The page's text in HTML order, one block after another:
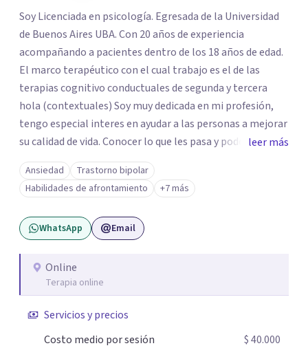
Soy Licenciada en psicología. Egresada de la Universidad
de Buenos Aires UBA. Con 20 años de experiencia
acompañando a pacientes dentro de los 18 años de edad.
El marco terapéutico con el cual trabajo es el de las
terapias cognitivo conductuales de segunda y tercera
hola (contextuales) Soy muy dedicada en mi profesión,
tengo especial interes en ayudar a las personas a mejorar
su calidad de vida. Conocer lo que les pasa y poder trabajar
en ello brindando las herramientas necesarias. Hay
momentos en la vida por los cuales atravezamos por
estados de ansiedad, depresión o estrés, es alli donde no
encontramos o nos parece no tener recursos para
afrontarlos, pareciera que no hay salida. Dentro de esta
es la que ha presentado mayores evidencias epíricas en la
solución de estos cuadros con resultados muy buenos y
acompañarte. Si estás buscando un espacio de
acompañamiento profesional en español, escríbeme y
leer más
Ansiedad
Trastorno bipolar
Habilidades de afrontamiento
+7 más
WhatsApp Email
Online
Terapia online
Servicios y precios
Costo medio por sesión
$ 40.000